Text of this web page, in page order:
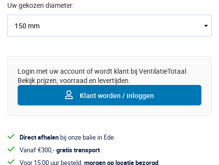
Uw gekozen diameter:
Direct afhalenbij onze balie in Ede
Vanaf €300,-gratis transport
Voor 15:00 uur besteld, morgen op locatie bezorgd
Login met uw account of wordt klant bij VentilatieTotaal.
Bekijk prijzen, voorraad en levertijden.
Klant worden / inloggen